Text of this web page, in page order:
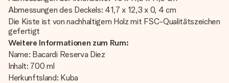
Abmessungen des Deckels: 41,7 x 12,3 x 0, 4 cm
Die Kiste ist von nachhaltigem Holz mit FSC-Qualitätszeichen
gefertigt
Weitere Informationen zum Rum:
Name: Bacardi Reserva Diez
Inhalt: 700 ml
Herkunftsland: Kuba